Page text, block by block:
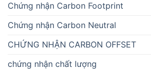
Chứng nhận Carbon Footprint
Chứng nhận Carbon Neutral
CHỨNG NHẬN CARBON OFFSET
chứng nhận chất lượng